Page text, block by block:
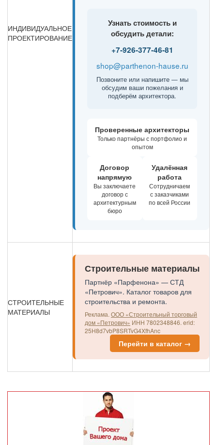
ИНДИВИДУАЛЬНОЕ
ПРОЕКТИРОВАНИЕ
Узнать стоимость и
обсудить детали:
+7-926-377-46-81
shop@parthenon-hause.ru
Позвоните или напишите — мы
обсудим ваши пожелания и
подберём архитектора.
Проверенные архитекторы
Только партнёры с портфолио и
опытом
Договор
напрямую
Вы заключаете
договор с
архитектурным
бюро
Удалённая
работа
Сотрудничаем
с заказчиками
по всей России
СТРОИТЕЛЬНЫЕ
МАТЕРИАЛЫ
Строительные материалы
Партнёр «Парфенона» — СТД
«Петрович». Каталог товаров для
строительства и ремонта.
Реклама. ООО «Строительный торговый
дом «Петрович» ИНН 7802348846. erid:
25H8d7vbP8SRTvG4XfhAnc
Перейти в каталог →